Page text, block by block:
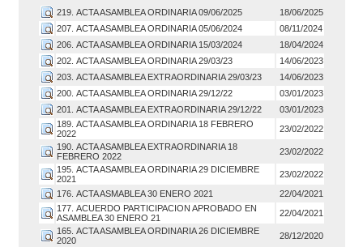
219. ACTA ASAMBLEA ORDINARIA 09/06/2025
18/06/2025
207. ACTA ASAMBLEA ORDINARIA 05/06/2024
08/11/2024
206. ACTA ASAMBLEA ORDINARIA 15/03/2024
18/04/2024
202. ACTA ASAMBLEA ORDINARIA 29/03/23
14/06/2023
203. ACTA ASAMBLEA EXTRAORDINARIA 29/03/23
14/06/2023
200. ACTA ASAMBLEA ORDINARIA 29/12/22
03/01/2023
201. ACTA ASAMBLEA EXTRAORDINARIA 29/12/22
03/01/2023
189. ACTA ASAMBLEA ORDINARIA 18 FEBRERO
2022
23/02/2022
190. ACTA ASAMBLEA EXTRAORDINARIA 18
FEBRERO 2022
23/02/2022
195. ACTA ASAMBLEA ORDINARIA 29 DICIEMBRE
2021
23/02/2022
176. ACTA ASMABLEA 30 ENERO 2021
22/04/2021
177. ACUERDO PARTICIPACION APROBADO EN
ASAMBLEA 30 ENERO 21
22/04/2021
165. ACTA ASAMBLEA ORDINARIA 26 DICIEMBRE
2020
28/12/2020